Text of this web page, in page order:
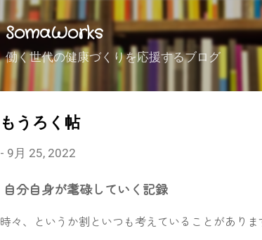
スキップして
SomaWorks
働く世代の健康づくりを応援するブログ
もうろく帖
- 9月 25, 2022
自分自身が耄碌していく記録
時々、というか割といつも考えていることがありま